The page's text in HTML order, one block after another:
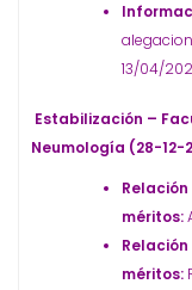
13/04/
Estabilización –
Neumología (28-12-
méritos:
méritos: